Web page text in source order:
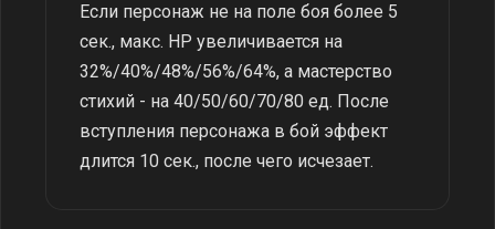
Если персонаж не на поле боя более 5
сек., макс. HP увеличивается на
32%/40%/48%/56%/64%, а мастерство
стихий - на 40/50/60/70/80 ед. После
вступления персонажа в бой эффект
длится 10 сек., после чего исчезает.